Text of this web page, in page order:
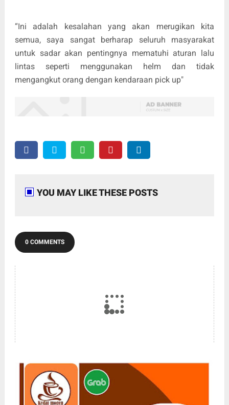
“Ini adalah kesalahan yang akan merugikan kita
semua, saya sangat berharap seluruh masyarakat
untuk sadar akan pentingnya mematuhi aturan lalu
lintas seperti menggunakan helm dan tidak
mengangkut orang dengan kendaraan pick up"
YOU MAY LIKE THESE POSTS
0 COMMENTS